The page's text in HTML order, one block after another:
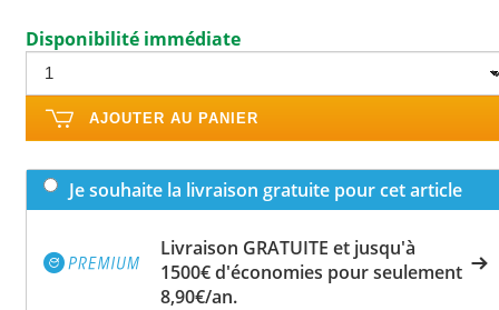
Disponibilité immédiate
AJOUTER AU PANIER
Je souhaite la livraison gratuite pour cet article
Livraison GRATUITE et jusqu'à
1500€ d'économies pour seulement
8,90€/an.